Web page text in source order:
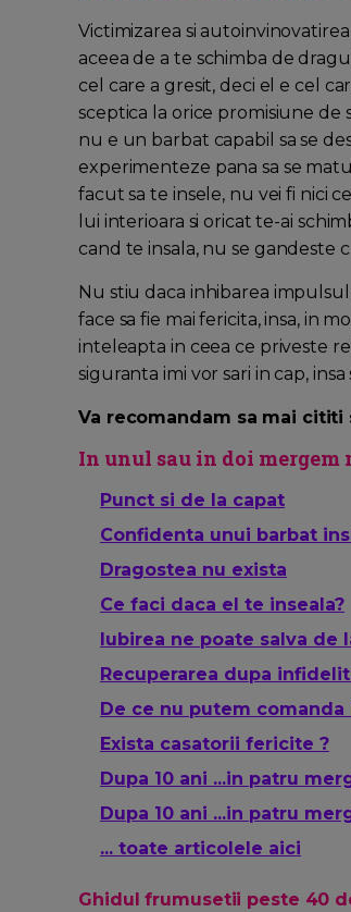
Victimizarea si
aceea de a te schimba de
cel care a gresit, deci el e cel
sceptica la orice promisiune de
nu e un barbat capabil sa se
experimenteze pana sa se
facut sa te insele, nu vei fi nici
lui interioara si oricat te-ai
cand te insala, nu se gandeste
Nu stiu daca inhibarea
face sa fie mai fericita, insa, in
inteleapta in ceea ce priveste
siguranta imi vor sari in cap,
Va recomandam sa mai cititi
In unul sau in doi mergem
Punct si de la capat
Confidenta unui barbat
Dragostea nu exista
Ce faci daca el te inseala?
Iubirea ne poate salva de
Recuperarea dupa
De ce nu putem comanda
Exista casatorii fericite ?
Dupa 10 ani ...in patru
Dupa 10 ani ...in patru
... toate articolele aici
Ghidul frumusetii peste 40